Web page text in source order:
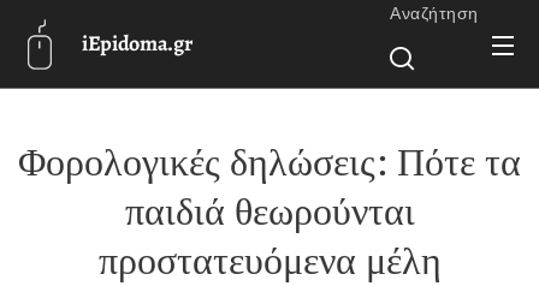
iEpidoma.gr
Αναζήτηση
Φορολογικές δηλώσεις: Πότε τα
παιδιά θεωρούνται
προστατευόμενα μέλη